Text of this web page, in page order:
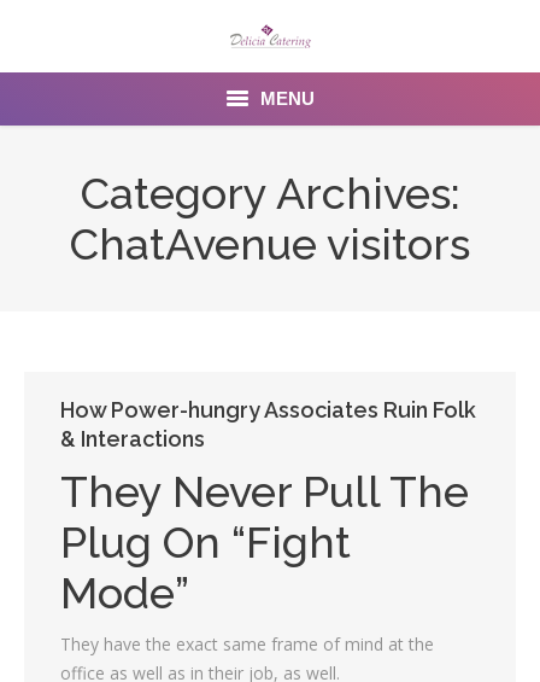
MENU
About us
Venues
Contact Us
Category Archives:
ChatAvenue visitors
How Power-hungry Associates Ruin Folk
& Interactions
They Never Pull The
Plug On “Fight
Mode”
They have the exact same frame of mind at the
office as well as in their job, as well.